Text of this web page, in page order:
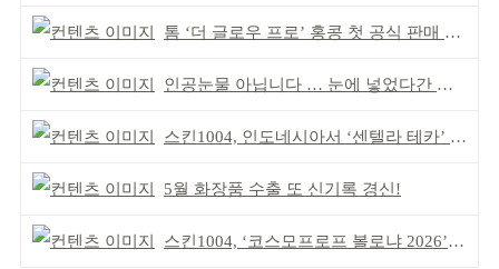
톰 ‘더 글로우 프로’ 홍콩 첫 공식 판매 완판
인공눈물 아닙니다 … 눈에 넣었다간 각막 손상
스킨1004, 인도네시아서 ‘센텔라 테카’ 라인 론칭
5월 화장품 수출 또 신기록 경신!
스킨1004, ‘코스모프로프 볼로냐 2026’ 참가